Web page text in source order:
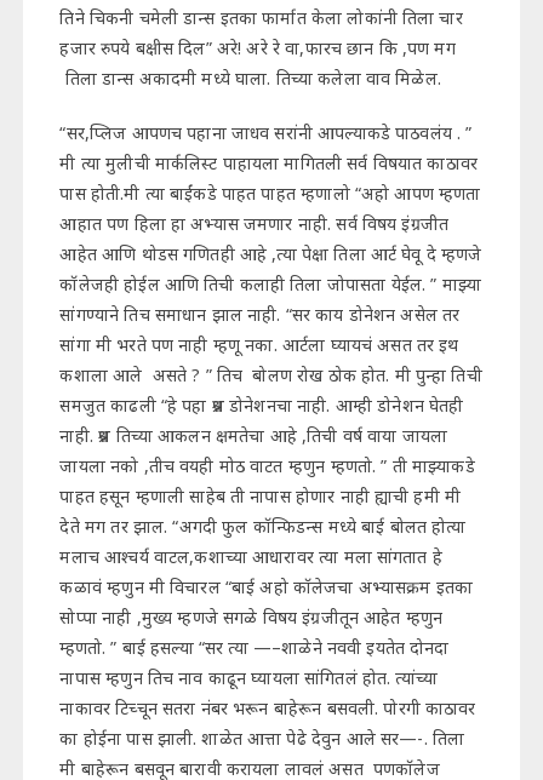
तिने चिकनी चमेली डान्स इतका फार्मात केला लोकांनी तिला चार
हजार रुपये बक्षीस दिल” अरे! अरे रे वा,फारच छान कि ,पण मग
तिला डान्स अकादमी मध्ये घाला. तिच्या कलेला वाव मिळेल.
“सर,प्लिज आपणच पहाना जाधव सरांनी आपल्याकडे पाठवलंय . ”
मी त्या मुलीची मार्कलिस्ट पाहायला मागितली सर्व विषयात काठावर
पास होती.मी त्या बाईंकडे पाहत पाहत म्हणालो “अहो आपण म्हणता
आहात पण हिला हा अभ्यास जमणार नाही. सर्व विषय इंग्रजीत
आहेत आणि थोडस गणितही आहे ,त्या पेक्षा तिला आर्ट घेवू दे म्हणजे
कॉलेजही होईल आणि तिची कलाही तिला जोपासता येईल. ” माझ्या
सांगण्याने तिच समाधान झाल नाही. “सर काय डोनेशन असेल तर
सांगा मी भरते पण नाही म्हणू नका. आर्टला घ्यायचं असत तर इथ
कशाला आले असते ? ” तिच बोलण रोख ठोक होत. मी पुन्हा तिची
समजुत काढली “हे पहा प्रश्न डोनेशनचा नाही. आम्ही डोनेशन घेतही
नाही. प्रश्न तिच्या आकलन क्षमतेचा आहे ,तिची वर्ष वाया जायला
जायला नको ,तीच वयही मोठ वाटत म्हणुन म्हणतो. ” ती माझ्याकडे
पाहत हसून म्हणाली साहेब ती नापास होणार नाही ह्याची हमी मी
देते मग तर झाल. “अगदी फुल कॉन्फिडन्स मध्ये बाई बोलत होत्या
मलाच आश्चर्य वाटल,कशाच्या आधारावर त्या मला सांगतात हे
कळावं म्हणुन मी विचारल “बाई अहो कॉलेजचा अभ्यासक्रम इतका
सोप्पा नाही ,मुख्य म्हणजे सगळे विषय इंग्रजीतून आहेत म्हणुन
म्हणतो. ” बाई हसल्या “सर त्या —–शाळेने नववी इयतेत दोनदा
नापास म्हणुन तिच नाव काढून घ्यायला सांगितलं होत. त्यांच्या
नाकावर टिच्चून सतरा नंबर भरून बाहेरून बसवली. पोरगी काठावर
का होईना पास झाली. शाळेत आत्ता पेढे देवुन आले सर—-. तिला
मी बाहेरून बसवून बारावी करायला लावलं असत पणकॉलेज